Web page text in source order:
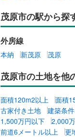
茂原市の駅から探
外房線
本納 新茂原 茂原
茂原市の土地を他
面積120m2以上 面積
古家付き土地
建築条
1,500万円以下
2,000
前道6メートル以上
更